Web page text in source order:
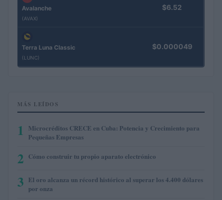
Avalanche
(AVAX)
$6.52
Terra Luna Classic
(LUNC)
$0.000049
MÁS LEÍDOS
1
Microcréditos CRECE en Cuba: Potencia y Crecimiento para
Pequeñas Empresas
2 Cómo construir tu propio aparato electrónico
3 El oro alcanza un récord histórico al superar los 4.400 dólares
por onza